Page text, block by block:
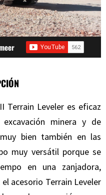
Terrain Leveler es eficaz
minera y de
bien también en las
muy versátil porque se
en una zanjadora,
acesorio Terrain Leveler